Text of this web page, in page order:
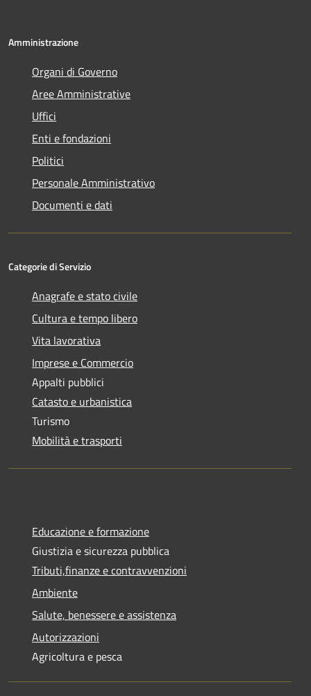
Amministrazione
Organi di Governo
Aree Amministrative
Uffici
Enti e fondazioni
Politici
Personale Amministrativo
Documenti e dati
Categorie di Servizio
Anagrafe e stato civile
Cultura e tempo libero
Vita lavorativa
Imprese e Commercio
Appalti pubblici
Catasto e urbanistica
Turismo
Mobilità e trasporti
Educazione e formazione
Giustizia e sicurezza pubblica
Tributi,finanze e contravvenzioni
Ambiente
Salute, benessere e assistenza
Autorizzazioni
Agricoltura e pesca